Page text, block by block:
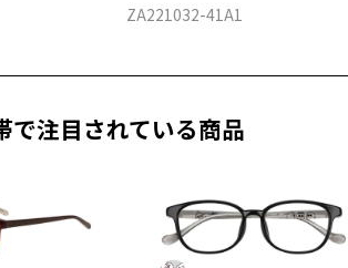
モレンズ、アタッチメント込みの重さ
り具合調整無料
にて度数を測定いただけます（無料）。
ダウンロードしてお使いください。
ZA221032-41A1
で注目されている商品